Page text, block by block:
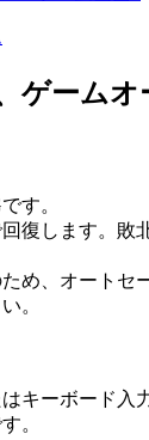
ゲームオ
す。
復します。敗
め、オートセ
。
キーボード入
。